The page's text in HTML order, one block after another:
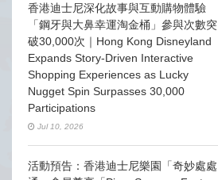
香港迪士尼深化故事與互動購物體驗
「鋼牙與大鼻幸運淘金桶」參與次數突
破30,000次｜Hong Kong Disneyland
Expands Story-Driven Interactive
Shopping Experiences as Lucky
Nugget Spin Surpasses 30,000
Participations
Jul 10, 2026
活動預告：香港迪士尼樂園「奇妙處處